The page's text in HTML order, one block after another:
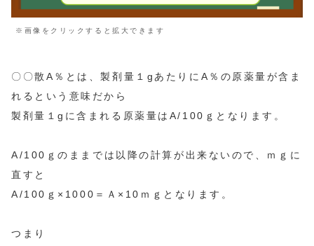
※画像をクリックすると拡大できます
〇〇散A％とは、製剤 量１gあたりにA％の原薬量が含ま
れるという意味だから
製 剤量１gに含まれる原薬量は A/100ｇ となります。
A/100ｇのままでは以降の計算が出来ないので、ｍｇに
直すと
A/100ｇ×1000＝Ａ×10ｍｇとなります。
つまり